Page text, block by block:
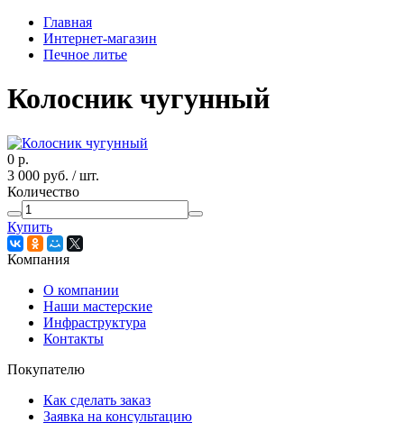
Главная
Интернет-магазин
Печное литье
Колосник чугунный
0 р.
3 000 руб. / шт.
Количество
Купить
Компания
О компании
Наши мастерские
Инфраструктура
Контакты
Покупателю
Как сделать заказ
Заявка на консультацию